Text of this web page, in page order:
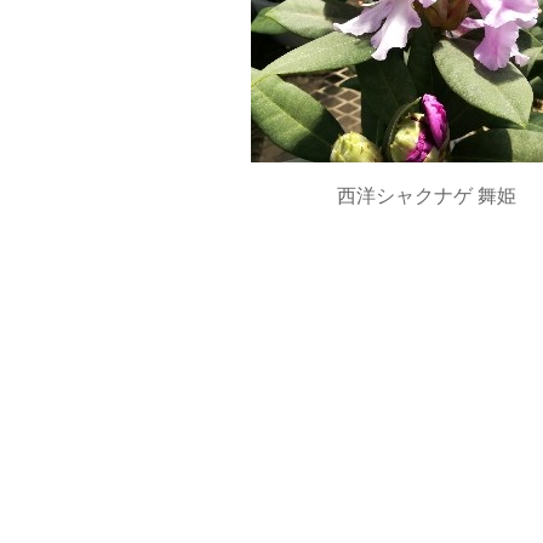
西洋シャクナゲ 舞姫